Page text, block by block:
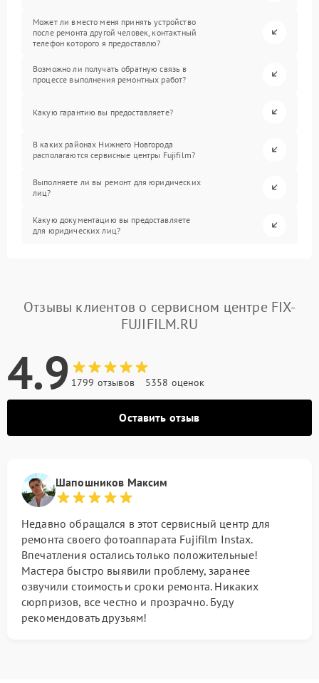
Может ли вместо меня принять устройство
после ремонта другой человек, контактный
телефон которого я предоставлю?
Возможно ли получать обратную связь в
процессе выполнения ремонтных работ?
Какую гарантию вы предоставляете?
В каких районах Нижнего Новгорода
располагаются сервисные центры Fujifilm?
Выполняете ли вы ремонт для юридических
лиц?
Какую документацию вы предоставляете
для юридических лиц?
Отзывы клиентов о сервисном центре FIX-
FUJIFILM.RU
4.9 1799 отзывов 5358 оценок
Оставить отзыв
Шапошников Максим
Недавно обращался в этот сервисный центр для
ремонта своего фотоаппарата Fujifilm Instax.
Впечатления остались только положительные!
Мастера быстро выявили проблему, заранее
озвучили стоимость и сроки ремонта. Никаких
сюрпризов, все честно и прозрачно. Буду
рекомендовать друзьям!